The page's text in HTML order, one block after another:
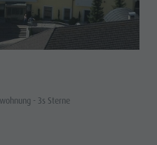
- 3s Sterne